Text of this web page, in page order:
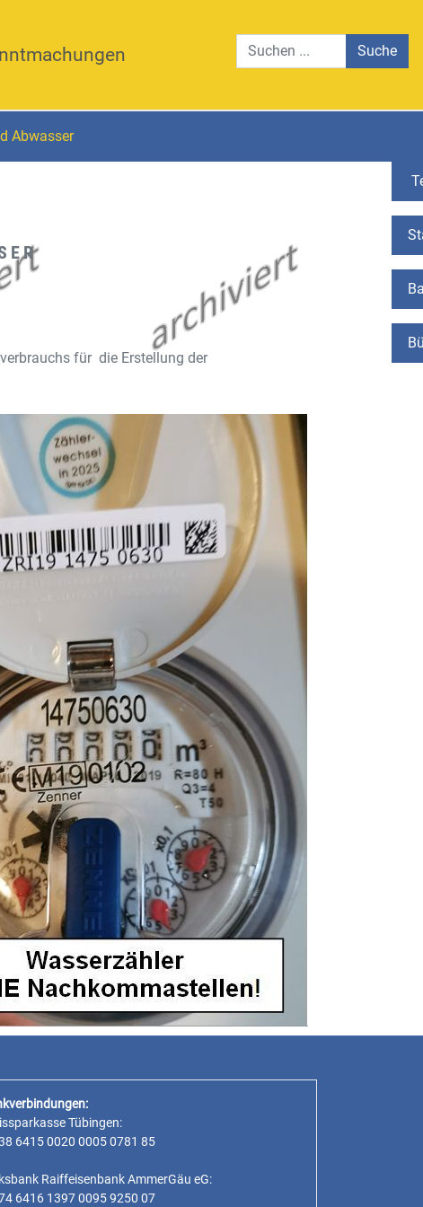
Suche
Abwasser
für die Erstellung der
der Gemeinderatssitzung vom 22.12.2025
Tübingen:
6415 0020 0005 0781 85
Raiffeisenbank AmmerGäu eG:
6416 1397 0095 9250 07